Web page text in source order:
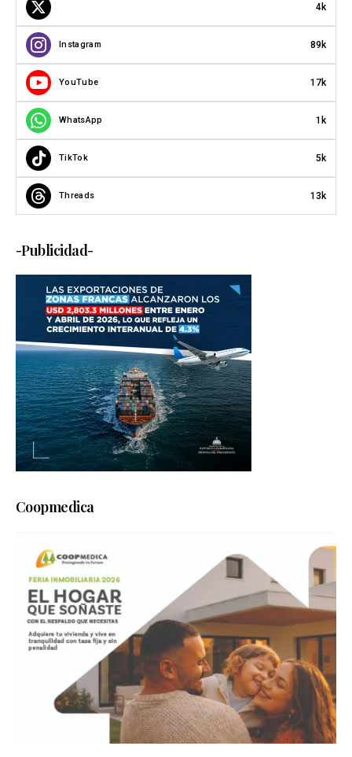
4k
Instagram 89k
YouTube 17k
WhatsApp 1k
TikTok 5k
Threads 13k
-Publicidad-
Coopmedica